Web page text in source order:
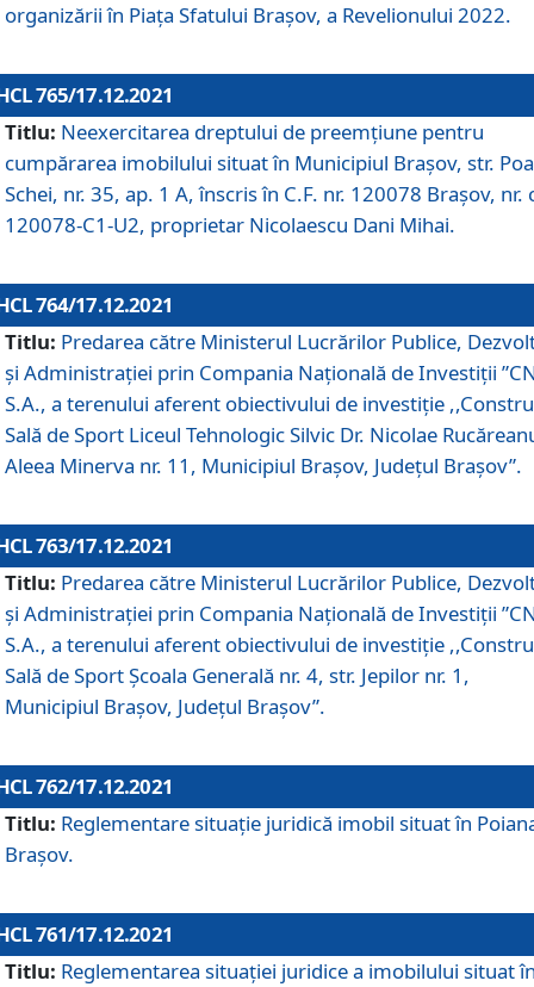
organizării în Piața Sfatului Brașov, a Revelionului 2022.
765/17.12.2021
Titlu: Neexercitarea dreptului de preemţiune pentru
cumpărarea imobilului situat în Municipiul Braşov, str.
Schei, nr. 35, ap. 1 A, înscris în C.F. nr. 120078 Brașov, nr.
120078-C1-U2, proprietar Nicolaescu Dani Mihai.
764/17.12.2021
Titlu: Predarea către Ministerul Lucrărilor Publice,
și Administrației prin Compania Naţională de Investiţii
S.A., a terenului aferent obiectivului de investiţie
Sală de Sport Liceul Tehnologic Silvic Dr. Nicolae
Aleea Minerva nr. 11, Municipiul Brașov, Județul Brașov”.
763/17.12.2021
Titlu: Predarea către Ministerul Lucrărilor Publice,
și Administrației prin Compania Naţională de Investiţii
S.A., a terenului aferent obiectivului de investiție
Sală de Sport Școala Generală nr. 4, str. Jepilor nr. 1,
Municipiul Brașov, Județul Brașov”.
762/17.12.2021
Titlu: Reglementare situație juridică imobil situat în
Brașov.
761/17.12.2021
Titlu: Reglementarea situației juridice a imobilului situat